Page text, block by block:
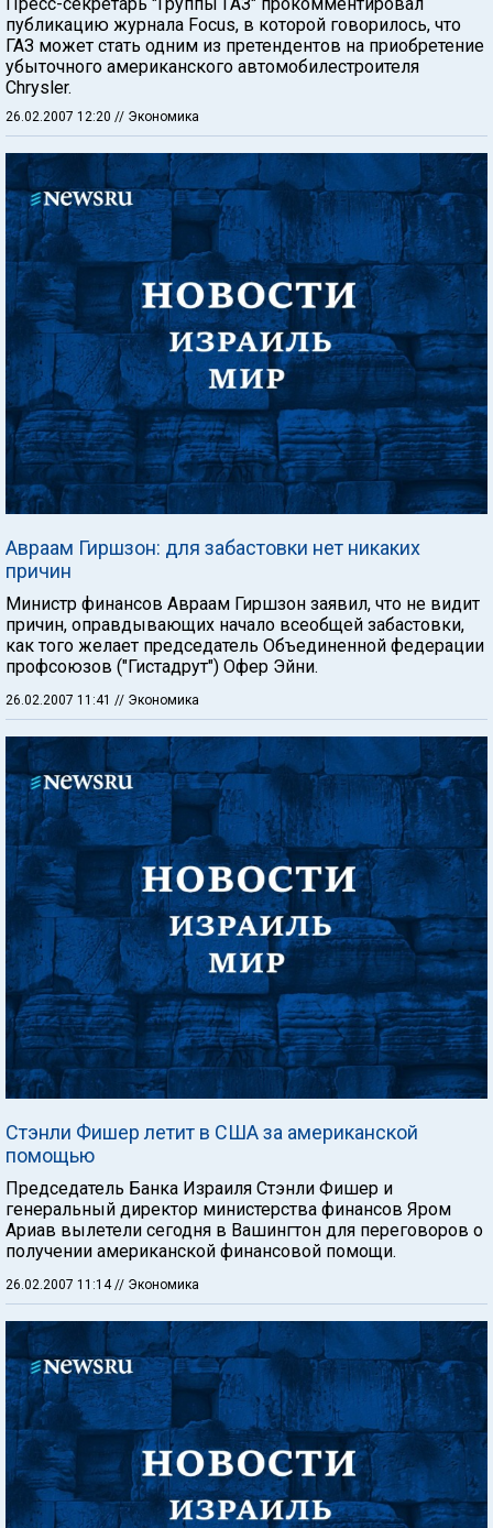
публикацию журнала Focus, в которой говорилось, что
ГАЗ может стать одним из претендентов на приобретение
убыточного американского автомобилестроителя
Chrysler.
26.02.2007 12:20 // Экономика
Авраам Гиршзон: для забастовки нет никаких
причин
Министр финансов Авраам Гиршзон заявил, что не видит
причин, оправдывающих начало всеобщей забастовки,
как того желает председатель Объединенной федерации
профсоюзов ("Гистадрут") Офер Эйни.
26.02.2007 11:41 // Экономика
Стэнли Фишер летит в США за американской
помощью
Председатель Банка Израиля Стэнли Фишер и
генеральный директор министерства финансов Яром
Ариав вылетели сегодня в Вашингтон для переговоров о
получении американской финансовой помощи.
26.02.2007 11:14 // Экономика